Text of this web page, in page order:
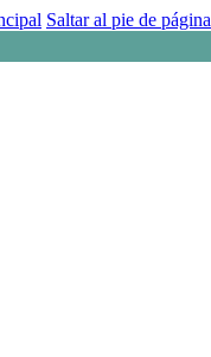
Saltar al pie de página